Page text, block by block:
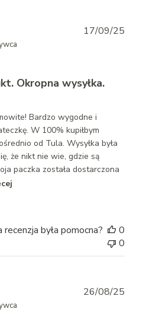
Okropna wysyłka.
Bardzo wygodne i
W 100% kupiłbym
od Tula. Wysyłka była
że nikt nie wie, gdzie są
paczka została dostarczona
17/09/25
recenzja była pomocna?
0
0
26/08/25